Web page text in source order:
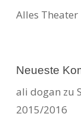
Alles Theater
Neueste
ali dogan zu
2015/2016